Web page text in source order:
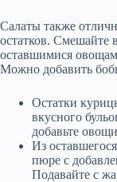
Салаты также
остатков. Смешайте
оставшимися
Можно добавить
Остатки
вкусного
добавьте
Из
пюре с
Подавайте с